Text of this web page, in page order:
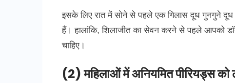
इसके लिए रात में सोने से पहले एक गिलास दूध गुनगुने
हैं। हालांकि, शिलाजीत का सेवन करने से पहले आपको
चाहिए।
(2) महिलाओं में अनियमित पीरियड्स